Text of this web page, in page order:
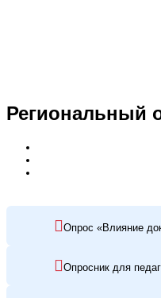
Региональный
Опрос «Влияние
Опросник для